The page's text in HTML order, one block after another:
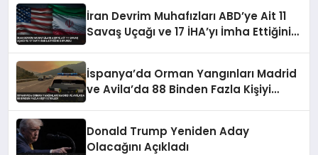
İran Devrim Muhafızları ABD’ye Ait 11
Savaş Uçağı ve 17 İHA’yı İmha Ettiğini
İspanya’da Orman Yangınları Madrid
ve Avila’da 88 Binden Fazla Kişiyi
Donald Trump Yeniden Aday
Olacağını Açıkladı